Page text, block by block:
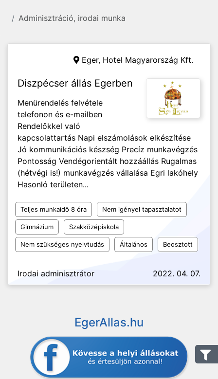
Adminisztráció, irodai munka
Eger, Hotel Magyarország Kft.
Diszpécser állás Egerben
Menürendelés felvétele
telefonon és e-mailben
Rendelőkkel való
kapcsolattartás Napi elszámolások elkészítése
Jó kommunikációs készség Precíz munkavégzés
Pontosság Vendégorientált hozzáállás Rugalmas
(hétvégi is!) munkavégzés vállalása Egri lakóhely
Hasonló területen...
Teljes munkaidő 8 óra Nem igényel tapasztalatot
Gimnázium Szakközépiskola
Nem szükséges nyelvtudás Általános Beosztott
Irodai adminisztrátor 2022. 04. 07.
EgerAllas.hu